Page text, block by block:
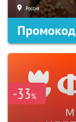
Россия
Промокод
-33%